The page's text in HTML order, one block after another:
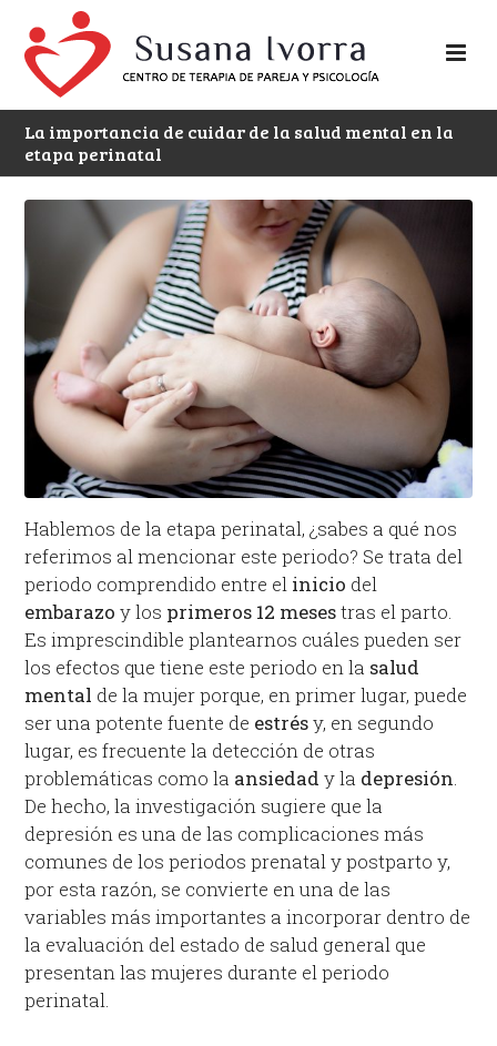
La importancia de cuidar de la salud mental en la
etapa perinatal
Hablemos de la etapa perinatal, ¿sabes a qué nos
referimos al mencionar este periodo? Se trata del
periodo comprendido entre el inicio del
embarazo y los primeros 12 mesestras el parto.
Es imprescindible plantearnos cuáles pueden ser
los efectos que tiene este periodo en la salud
mental de la mujer porque, en primer lugar, puede
ser una potente fuente de estrésy, en segundo
lugar, es frecuente la detección de otras
problemáticas como la ansiedad y la depresión.
De hecho, la investigación sugiere que la
depresión es una de las complicaciones más
comunes de los periodos prenatal y postparto y,
por esta razón, se convierte en una de las
variables más importantes a incorporar dentro de
la evaluación del estado de salud general que
presentan las mujeres durante el periodo
perinatal.